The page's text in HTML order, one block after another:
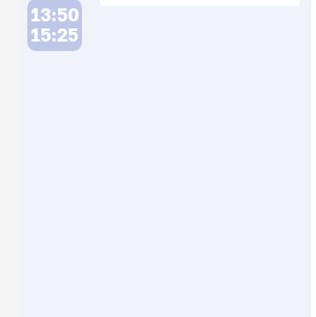
13:50
15:25